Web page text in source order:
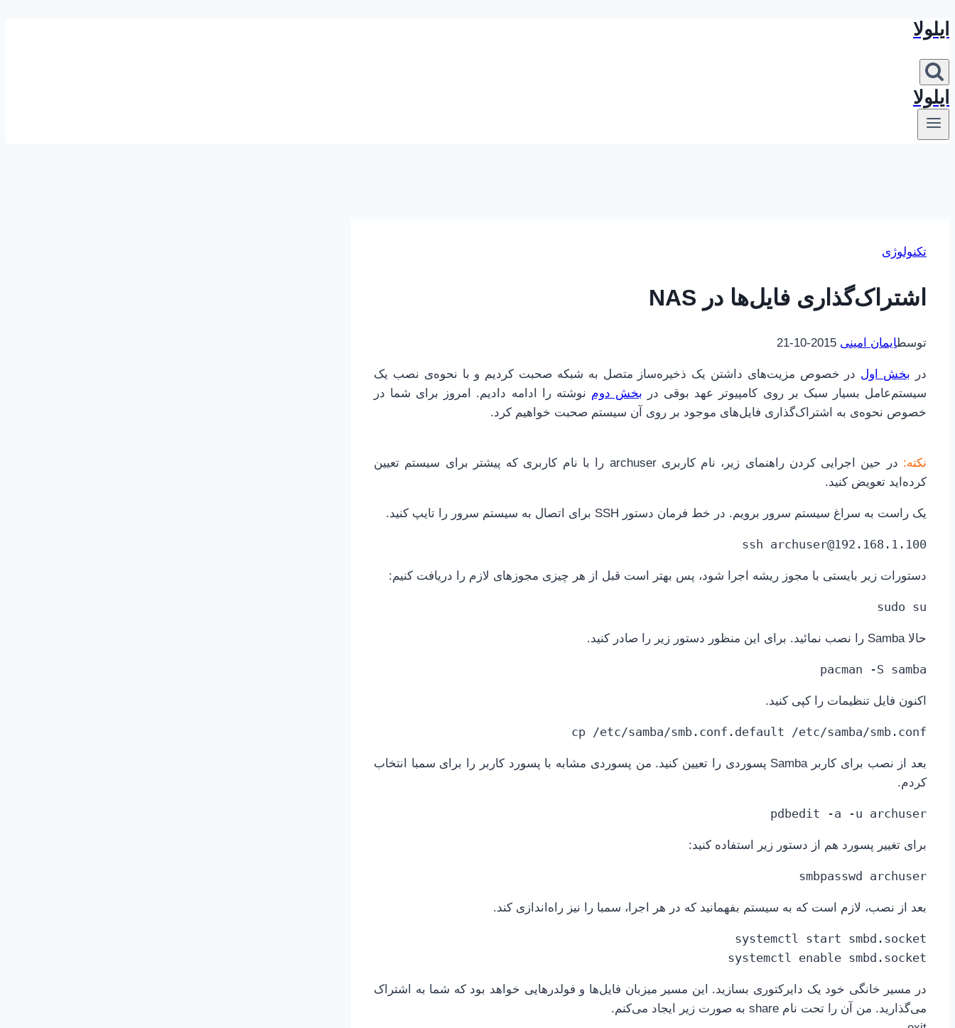
بازگشت
محتوا
ایلولا
ایلولا
تکنولوژی
اشتراک‌گذاری فایل‌ها در NAS
توسطایمان امینی 2015-10-21
در بخش اول در خصوص مزیت‌های داشتن یک ذخیره‌ساز متصل به شبکه صحبت کردیم و با نحوه‌ی نصب یک
سیستم‌عامل بسیار سبک بر روی کامپیوتر عهد بوقی در بخش دوم نوشته را ادامه دادیم. امروز برای شما در
خصوص نحوه‌ی به اشتراک‌گذاری فایل‌های موجود بر روی آن سیستم صحبت خواهیم کرد.
نکته:
در حین اجرایی کردن راهنمای زیر، نام کاربری archuser را با نام کاربری که پیشتر برای سیستم تعیین
کرده‌اید تعویض کنید.
یک راست به سراغ سیستم سرور برویم. در خط فرمان دستور SSH برای اتصال به سیستم سرور را تایپ کنید.
ssh archuser@192.168.1.100
دستورات زیر بایستی با مجوز ریشه اجرا شود، پس بهتر است قبل از هر چیزی مجوزهای لازم را دریافت کنیم:
sudo su
حالا Samba را نصب نمائید. برای این منظور دستور زیر را صادر کنید.
pacman -S samba
اکنون فایل تنظیمات را کپی کنید.
cp /etc/samba/smb.conf.default /etc/samba/smb.conf
بعد از نصب برای کاربر Samba پسوردی را تعیین کنید. من پسوردی مشابه با پسورد کاربر را برای سمبا انتخاب
کردم.
pdbedit -a -u archuser
برای تغییر پسورد هم از دستور زیر استفاده کنید:
smbpasswd archuser
بعد از نصب، لازم است که به سیستم بفهمانید که در هر اجرا، سمبا را نیز راه‌اندازی کند.
systemctl enable smbd.socket
در مسیر خانگی خود یک دایرکتوری بسازید. این مسیر میزبان فایل‌ها و فولدرهایی خواهد بود که شما به اشتراک
می‌گذارید. من آن را تحت نام share به صورت زیر ایجاد می‌کنم.